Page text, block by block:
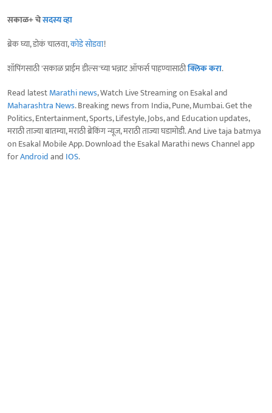
सकाळ+ चेसदस्य व्हा
ब्रेक घ्या, डोकं चालवा,कोडे सोडवा!
शॉपिंगसाठी 'सकाळ प्राईम डील्स'च्या भन्नाट ऑफर्स पाहण्यासाठीक्लिक करा.
Read latestMarathi news, Watch Live Streaming on Esakal and
Maharashtra News. Breaking news from India, Pune, Mumbai. Get the
Politics, Entertainment, Sports, Lifestyle, Jobs, and Education updates,
मराठी ताज्या बातम्या, मराठी ब्रेकिंग न्यूज, मराठी ताज्या घडामोडी. And Live taja batmya
on Esakal Mobile App. Download the Esakal Marathi news Channel app
forAndroidand IOS.